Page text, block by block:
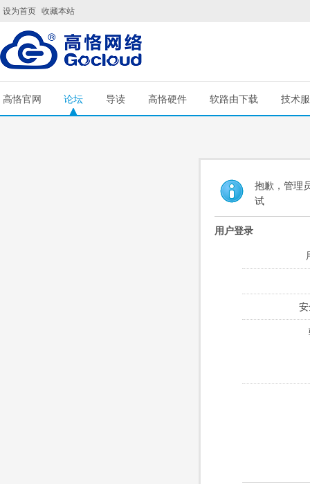
设为首页 收藏本站
高恪官网 论坛 导读 高恪硬件 软路由下载 技术
抱歉，管理
试
用户登录